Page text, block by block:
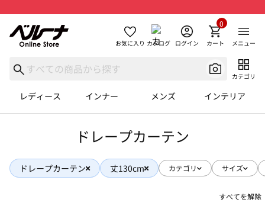
お気に入り カタログ ログイン カート
0
メニュー
カテゴリ
レディース インナー メンズ インテリア
ドレープカーテン
ドレープカーテン 丈130cm カテゴリ サイズ
すべてを解除